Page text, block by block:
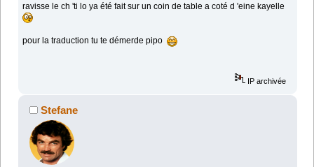
ravisse le ch 'ti lo ya été fait sur un coin de table a coté d 'eine kayelle
pour la traduction tu te démerde pipo
IP archivée
Stefane